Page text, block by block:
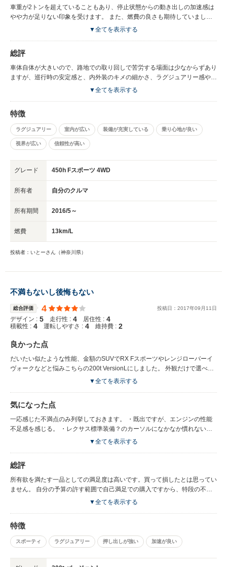
ていて、アダプティブクルーズコントロールとレーンキープアシストをオン
にした状態での高速走行は「ほぼ自動運転」と言って良いぐらい快適です。
車重が2トンを超えていることもあり、停止状態からの動き出しの加速感は
やや力が足りない印象を受けます。 また、燃費の良さも期待していました
が、ハイブリッドでエンジンオフで走行させる為のアクセルの「抜き」にな
▼全てを表示する
総評
車体自体が大きいので、路地での取り回しで苦労する場面は少なからずあり
ますが、巡行時の安定感と、内外装のキメの細かさ、ラグジュアリー感やデ
ザインのパンチの強さなど「買って良かった」と思える１台です。
▼全てを表示する
特徴
ラグジュアリー 室内が広い 装備が充実している 乗り心地が良い
視界が広い 信頼性が高い
グレード 450h Fスポーツ 4WD
所有者 自分のクルマ
所有期間 2016/5～
燃費 13km/L
投稿者：いとーさん（神奈川県）
不満もないし後悔もない
総合評価 4 投稿日： 2017年09 月 11 日
デザイン : 5 走行性 : 4 居住性 : 4
積載性 : 4 運転しやすさ : 4 維持費 : 2
良かった点
だいたい似たような性能、金額のSUVでRX Fスポーツやレンジローバーイ
ヴォークなどと悩みこちらの200t VersionLにしました。 外観だけで選べば
イヴォークもありだったのですが、レクサスブランドとVersionLの高級感は
んだ理由としてはインテリアの高級感とすわり心地ですね。 体格がそこそ
こあるのでFスポーツよりもゆったりと座れるVersionLがしっくりきます。
元々車に対するこだわりは強い方ではありませんが、乗っていて走り、操作
ー不足を感じないこともないです。 滑らかな走りはしてくれますが、
2500ccくらい欲しいかも？と感じることが車にこだわりのない私でもある
かも。 車の評価をすることには慣れていないので表現が稚拙で大変恐縮で
▼全てを表示する
気になった点
一応感じた不満点のみ列挙しておきます。 ・既出ですが、エンジンの性能
不足感を感じる。 ・レクサス標準装備？のカーソルになかなか慣れない
（止めたいところで止められない） ・アナログ時計がついているが、それ
もたつき感にストレスをちょっと感じます。 ・性能から考えれば？ちょっ
と車体価格は割高に感じないこともない。所有欲や手厚いサポートにお金を
払っている感覚です。
▼全てを表示する
総評
所有欲を満たす一品としての満足度は高いです。買って損したとは思ってい
ません。 自分の予算の許す範囲で自己満足での購入ですから、特段の不満
はありませんが人によっては割高感を感じるお品かもしれません。
▼全てを表示する
特徴
スポーティ ラグジュアリー 押し出しが強い 加速が良い